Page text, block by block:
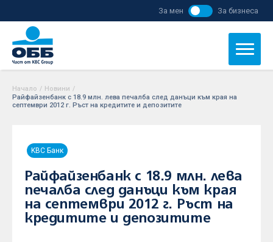
За мен За бизнеса
Начало / Новини /
Райфайзенбанк с 18.9 млн. лева печалба след данъци към края на
септември 2012 г. Ръст на кредитите и депозитите
KBC Банк
Райфайзенбанк с 18.9 млн. лева
печалба след данъци към края
на септември 2012 г. Ръст на
кредитите и депозитите